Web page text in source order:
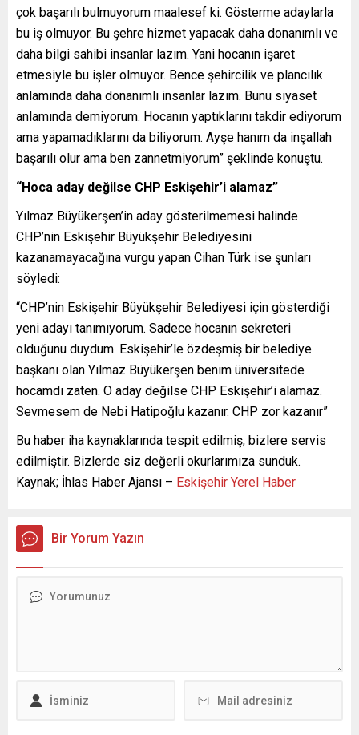
çok başarılı bulmuyorum maalesef ki. Gösterme adaylarla
bu iş olmuyor. Bu şehre hizmet yapacak daha donanımlı ve
daha bilgi sahibi insanlar lazım. Yani hocanın işaret
etmesiyle bu işler olmuyor. Bence şehircilik ve plancılık
anlamında daha donanımlı insanlar lazım. Bunu siyaset
anlamında demiyorum. Hocanın yaptıklarını takdir ediyorum
ama yapamadıklarını da biliyorum. Ayşe hanım da inşallah
başarılı olur ama ben zannetmiyorum” şeklinde konuştu.
“Hoca aday değilse CHP Eskişehir’i alamaz”
Yılmaz Büyükerşen’in aday gösterilmemesi halinde
CHP’nin Eskişehir Büyükşehir Belediyesini
kazanamayacağına vurgu yapan Cihan Türk ise şunları
söyledi:
“CHP’nin Eskişehir Büyükşehir Belediyesi için gösterdiği
yeni adayı tanımıyorum. Sadece hocanın sekreteri
olduğunu duydum. Eskişehir’le özdeşmiş bir belediye
başkanı olan Yılmaz Büyükerşen benim üniversitede
hocamdı zaten. O aday değilse CHP Eskişehir’i alamaz.
Sevmesem de Nebi Hatipoğlu kazanır. CHP zor kazanır”
Bu haber iha kaynaklarında tespit edilmiş, bizlere servis
edilmiştir. Bizlerde siz değerli okurlarımıza sunduk.
Kaynak; İhlas Haber Ajansı – Eskişehir Yerel Haber
Bir Yorum Yazın